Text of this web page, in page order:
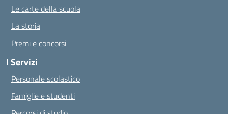
Le carte della scuola
La storia
Premi e concorsi
I Servizi
Personale scolastico
Famiglie e studenti